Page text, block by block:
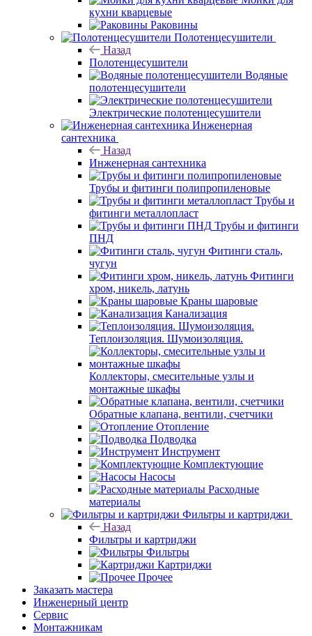
кухни кварцевые
Раковины
Полотенцесушители
Назад
Полотенцесушители
Водяные
полотенцесушители
Электрические полотенцесушители
Инженерная
сантехника
Назад
Инженерная сантехника
Трубы и фитинги полипропиленовые
Трубы и
фитинги металлопласт
Трубы и фитинги
ПНД
Фитинги сталь,
чугун
Фитинги
хром, никель, латунь
Краны шаровые
Канализация
Теплоизоляция. Шумоизоляция.
Коллекторы, смесительные узлы и
монтажные шкафы
Обратные клапана, вентили, счетчики
Отопление
Подводка
Инструмент
Комплектующие
Насосы
Расходные
материалы
Фильтры и картриджи
Назад
Фильтры и картриджи
Фильтры
Картриджи
Прочее
Заказать мастера
Инженерный центр
Сервис
Монтажникам